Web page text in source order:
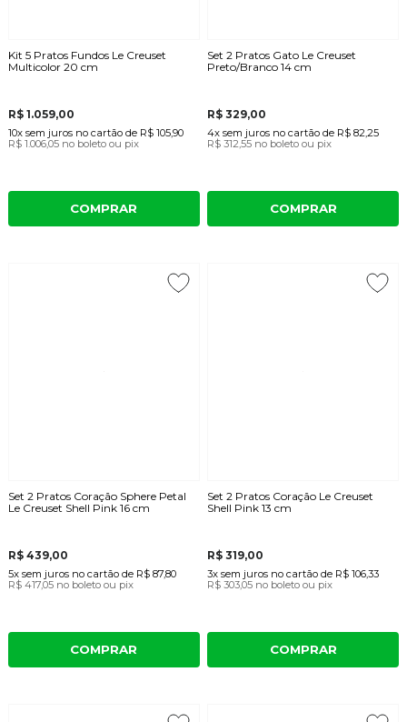
Kit 5 Pratos Fundos Le Creuset
Multicolor 20 cm
R$ 1.059,00
10x sem juros no cartãode R$ 105,90
R$ 1.006,05 no boleto ou pix
COMPRAR
Set 2 Pratos Gato Le Creuset
Preto/Branco 14 cm
R$ 329,00
4x sem juros no cartão de R$ 82,25
R$ 312,55 no boleto ou pix
COMPRAR
Set 2 Pratos Coração Sphere Petal
Le Creuset Shell Pink 16 cm
R$ 439,00
5x sem juros no cartãode R$ 87,80
R$ 417,05 no boleto ou pix
COMPRAR
Set 2 Pratos Coração Le Creuset
Shell Pink 13 cm
R$ 319,00
3x sem juros no cartão de R$ 106,33
R$ 303,05 no boleto ou pix
COMPRAR